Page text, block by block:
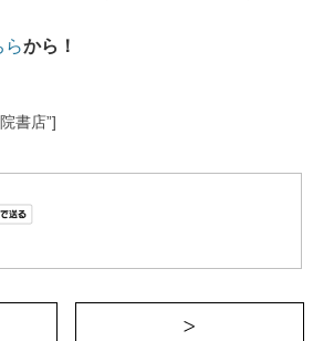
らから！
書店”]
＜ 【9代目天狼院秘本】頭が痛くなるほ